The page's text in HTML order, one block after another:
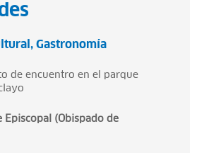
Gastronomía
de encuentro en el parque
Episcopal (Obispado de